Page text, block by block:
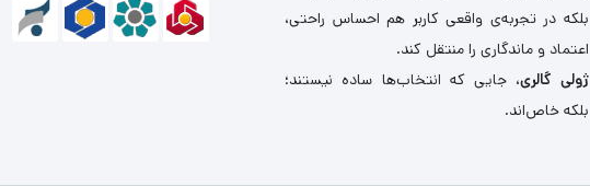
بلکه در تجربه‌ی واقعی کاربر هم احساس راحتی،
اعتماد و ماندگاری را منتقل کند.
ژولی گالری، جایی که انتخاب‌ها ساده نیستند؛
بلکه خاص‌اند.